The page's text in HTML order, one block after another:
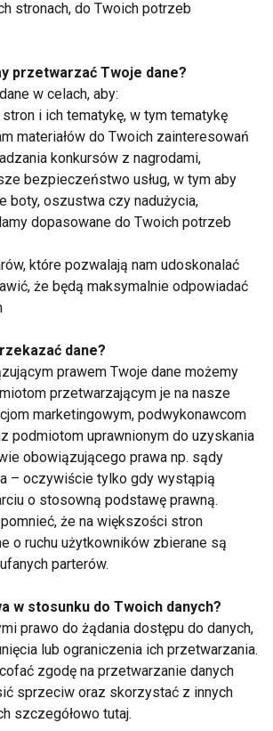
SUPLEMENTY ZAKUPY
DIETA
serca i
3?
Ten problem może
dotyczyć nawet co
piątej kobiety na
świecie. Lekarka:
Pacjentki często boją
się mówić o bólu
podczas stosunku
nie brak silnej woli. Co
mówią eksperci?
Pokaż więcej
stronach, do Twoich potrzeb
przetwarzać Twoje dane?
w celach, aby:
i ich tematykę, w tym tematykę
materiałów do Twoich zainteresowań
konkursów z nagrodami,
bezpieczeństwo usług, w tym aby
boty, oszustwa czy nadużycia,
dopasowane do Twoich potrzeb
które pozwalają nam udoskonalać
że będą maksymalnie odpowiadać
dane?
prawem Twoje dane możemy
przetwarzającym je na nasze
marketingowym, podwykonawcom
podmiotom uprawnionym do uzyskania
obowiązującego prawa np. sądy
– oczywiście tylko gdy wystąpią
o stosowną podstawę prawną.
że na większości stron
o ruchu użytkowników zbierane są
parterów.
w stosunku do Twoich danych?
prawo do żądania dostępu do danych,
lub ograniczenia ich przetwarzania.
zgodę na przetwarzanie danych
sprzeciw oraz skorzystać z innych
szczegółowo tutaj.